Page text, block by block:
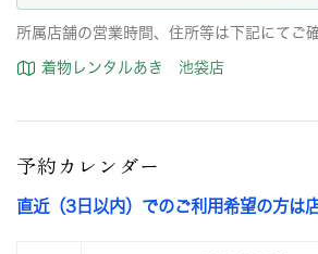
所属店舗の営業時間、住所等は下記にてご
着物レンタルあき 池袋店
予約カレンダー
直近（3日以内）でのご利用希望の方は